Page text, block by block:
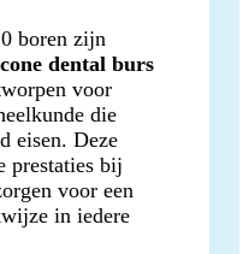
boren zijn
dental burs
voor
die
eisen. Deze
prestaties bij
voor een
in iedere